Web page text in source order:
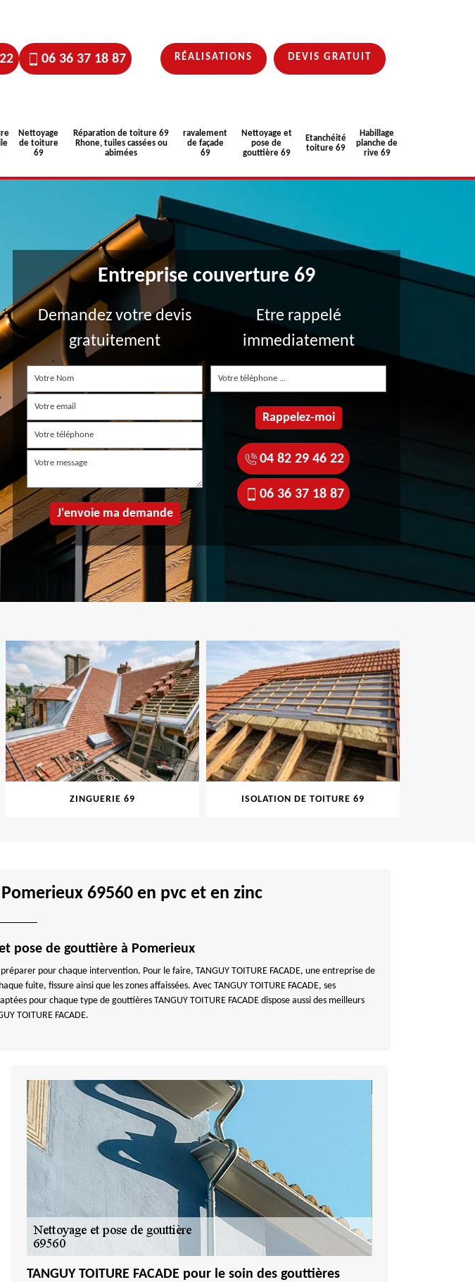
06 36 37 18 87 RÉALISATIONS DEVIS GRATUIT
Nettoyage
de toiture
69
Réparation de toiture 69
Rhone, tuiles cassées ou
abimées
ravalement
de façade
69
Nettoyage et
pose de
gouttière 69
Etanchéité
toiture 69
Habillage
planche de
rive 69
Entreprise couverture 69
Demandez votre devis
gratuitement
Etre rappelé
immediatement
04 82 29 46 22
06 36 37 18 87
ZINGUERIE 69 ISOLATION DE TOITURE 69
69560 en pvc et en zinc
pose de gouttière à Pomerieux
pour chaque intervention. Pour le faire, TANGUY TOITURE FACADE, une entreprise de
fuite, fissure ainsi que les zones affaissées. Avec TANGUY TOITURE FACADE, ses
pour chaque type de gouttières TANGUY TOITURE FACADE dispose aussi des meilleurs
TOITURE FACADE.
TANGUY TOITURE FACADE pour le soin des gouttières